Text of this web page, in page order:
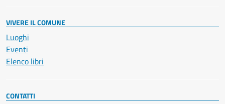
VIVERE IL COMUNE
Luoghi
Eventi
Elenco libri
CONTATTI